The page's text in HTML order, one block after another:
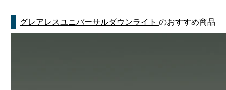
グレアレスユニバーサルダウンライトのおすすめ商品